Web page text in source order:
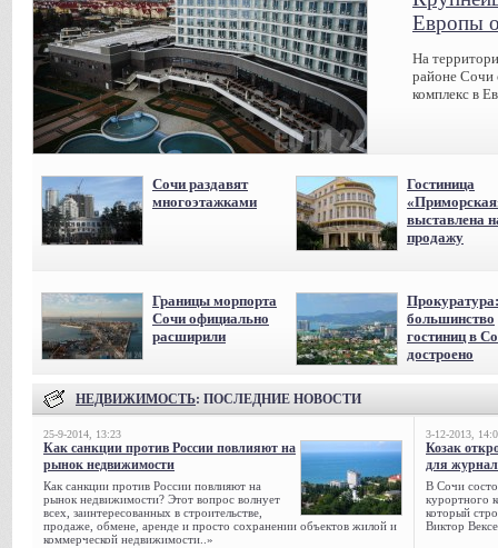
Европы
На
районе Сочи
комплекс в
Сочи раздавят
многоэтажками
Гостиница
выставлена
продажу
Границы морпорта
Сочи официально
расширили
Прокуратура:
большинство
гостиниц в
достроено
НЕДВИЖИМОСТЬ: ПОСЛЕДНИЕ НОВОСТИ
25-9-2014, 13:23
Как санкции против России повлияют на
рынок недвижимости
Как санкции против России повлияют на
рынок недвижимости? Этот вопрос волнует
всех, заинтересованных в строительстве,
продаже, обмене, аренде и просто сохранении объектов жилой и
коммерческой недвижимости..»
3-12-2013,
Козак
для
В Сочи
курортного
который
Виктор